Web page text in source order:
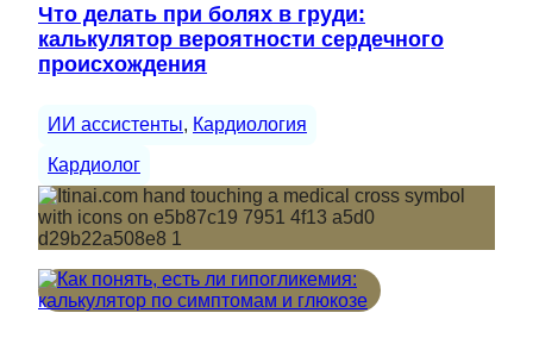
Что делать при болях в груди:
калькулятор вероятности сердечного
происхождения
ИИ ассистенты, Кардиология
Кардиолог